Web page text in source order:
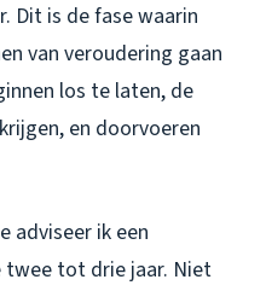
Dit is de fase waarin
van veroudering gaan
los te laten, de
en doorvoeren
adviseer ik een
twee tot drie jaar. Niet